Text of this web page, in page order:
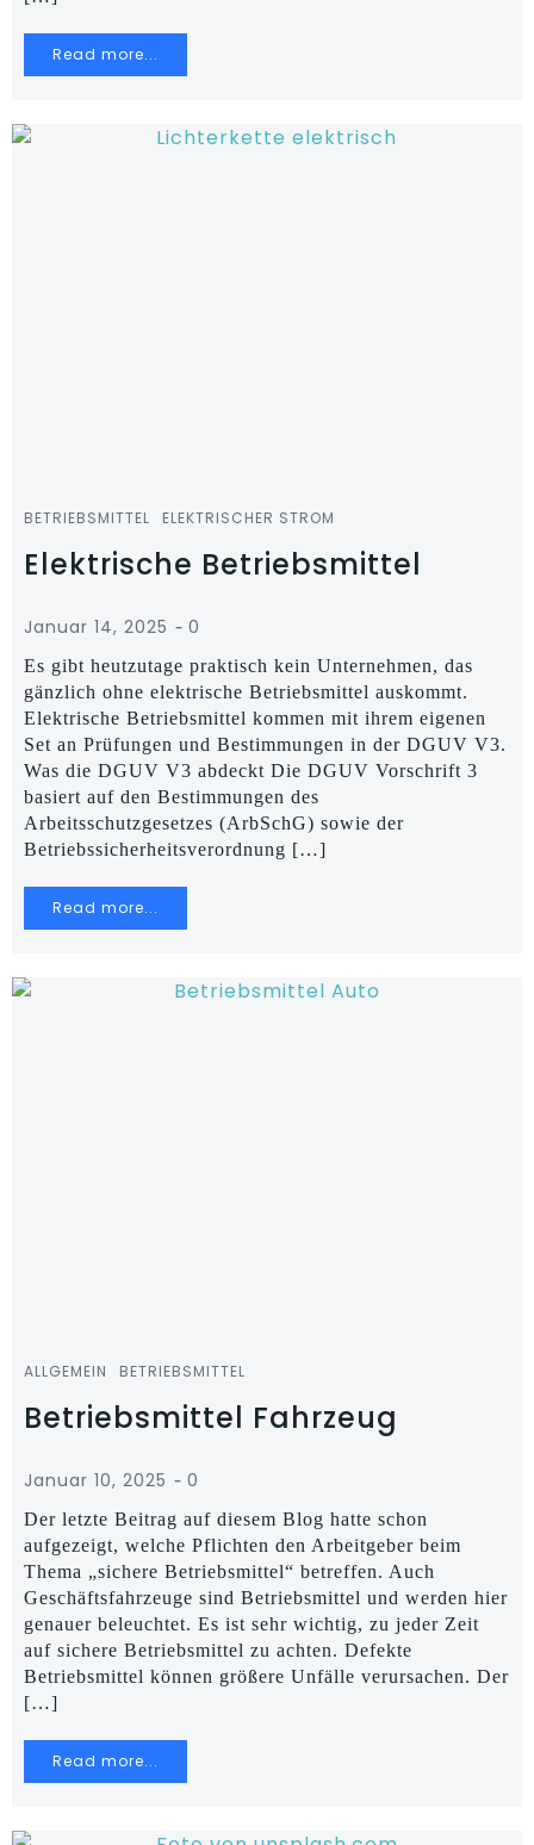
Read more...
BETRIEBSMITTEL ELEKTRISCHER STROM
Elektrische Betriebsmittel
Januar 14, 2025 - 0
Es gibt heutzutage praktisch kein Unternehmen, das
gänzlich ohne elektrische Betriebsmittel auskommt.
Elektrische Betriebsmittel kommen mit ihrem eigenen
Set an Prüfungen und Bestimmungen in der DGUV V3.
Was die DGUV V3 abdeckt Die DGUV Vorschrift 3
basiert auf den Bestimmungen des
Arbeitsschutzgesetzes (ArbSchG) sowie der
Betriebssicherheitsverordnung […]
Read more...
ALLGEMEIN BETRIEBSMITTEL
Betriebsmittel Fahrzeug
Januar 10, 2025 - 0
Der letzte Beitrag auf diesem Blog hatte schon
aufgezeigt, welche Pflichten den Arbeitgeber beim
Thema „sichere Betriebsmittel“ betreffen. Auch
Geschäftsfahrzeuge sind Betriebsmittel und werden hier
genauer beleuchtet. Es ist sehr wichtig, zu jeder Zeit
auf sichere Betriebsmittel zu achten. Defekte
Betriebsmittel können größere Unfälle verursachen. Der
[…]
Read more...